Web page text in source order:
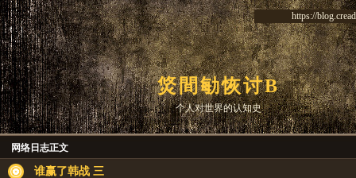
https://
焂間勄恢讨B
个人对世界的认知史
网络日志正文
谁赢了韩战 三